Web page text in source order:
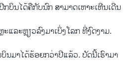
ບິນໄດ້ຄືກັບນົກ ສາມາດເຫາະເຫີນເດີນ
ແລະຫຼຽວລົງມາເບິ່ງໂລກ ທີ່ງົດງາມ.
ນມາໄດ້ຮ້ອຍກວ່າປີແລ້ວ. ບັດນີ້ເຮົາມາ